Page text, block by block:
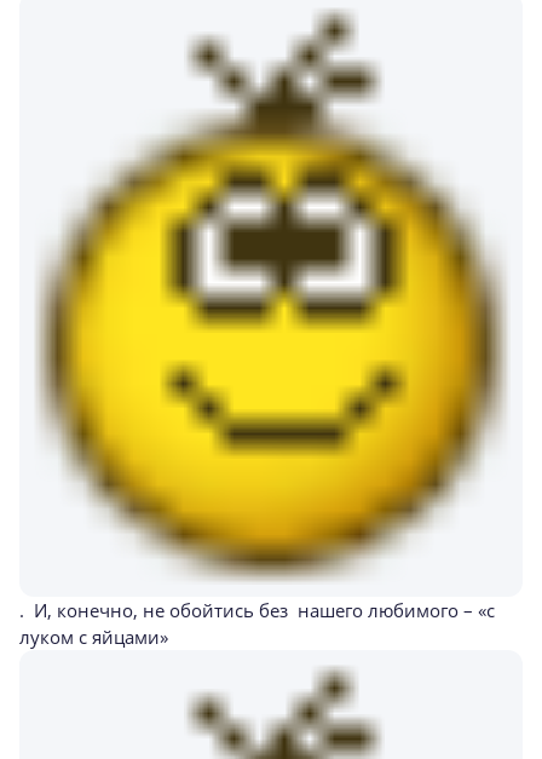
. И, конечно, не обойтись без нашего любимого – «с
луком с яйцами»